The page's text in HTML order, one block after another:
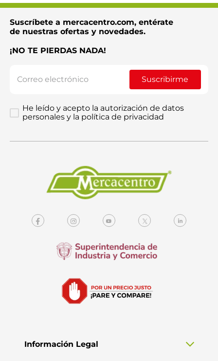
Suscríbete a mercacentro.com, entérate
de nuestras ofertas y novedades.
¡NO TE PIERDAS NADA!
Suscribirme
He leído y acepto la autorización de datos
personales y la política de privacidad
Información Legal